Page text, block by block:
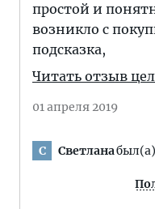
простой и
возникло с
подсказка,
Читать отзыв
01 апреля 2019
С Светланабыл(а)